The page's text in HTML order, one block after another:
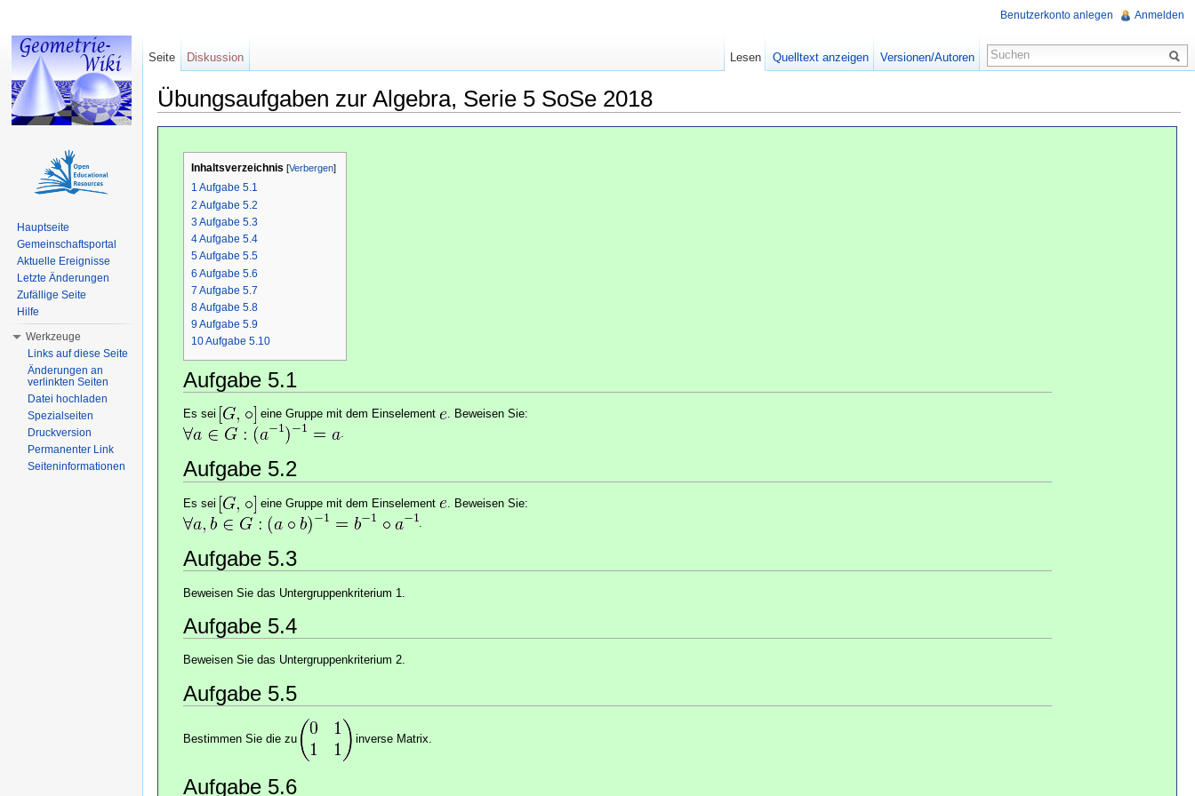
Übungsaufgaben zur Algebra, Serie 5 SoSe 2018
Inhaltsverzeichnis [Verbergen]
1 Aufgabe 5.1
2 Aufgabe 5.2
3Aufgabe 5.3
4Aufgabe 5.4
5Aufgabe 5.5
6 Aufgabe 5.6
7 Aufgabe 5.7
8Aufgabe 5.8
9Aufgabe 5.9
10Aufgabe 5.10
Aufgabe 5.1
Es sei eine Gruppe mit dem Einselement
. Beweisen Sie:
Aufgabe 5.2
Es sei eine Gruppe mit dem Einselement
. Beweisen Sie:
.
Aufgabe 5.3
Beweisen Sie das Untergruppenkriterium 1.
Aufgabe 5.4
Beweisen Sie das Untergruppenkriterium 2.
Aufgabe 5.5
Bestimmen Sie die zu inverse Matrix.
Aufgabe 5.6
Benutzerkonto anlegen Anmelden
Seite Diskussion Lesen Quelltext anzeigen Versionen/Autoren
Hauptseite
Gemeinschaftsportal
Aktuelle Ereignisse
Letzte Änderungen
Zufällige Seite
Hilfe
Werkzeuge
Links auf diese Seite
Änderungen an
verlinkten Seiten
Datei hochladen
Spezialseiten
Druckversion
Permanenter Link
Seiteninformationen